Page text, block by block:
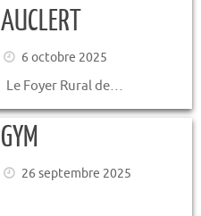
AUCLERT
6 octobre 2025
Le Foyer Rural de…
GYM
26 septembre 2025